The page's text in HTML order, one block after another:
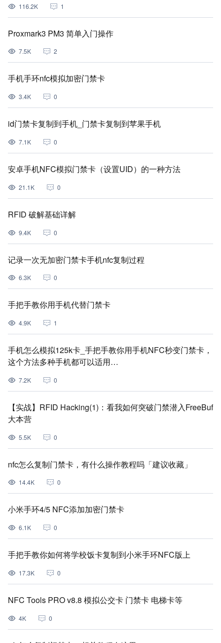
116.2K 1
Proxmark3 PM3 简单入门操作
7.5K 2
手机手环nfc模拟加密门禁卡
3.4K 0
id门禁卡复制到手机_门禁卡复制到苹果手机
7.1K 0
安卓手机NFC模拟门禁卡（设置UID）的一种方法
21.1K 0
RFID 破解基础详解
9.4K 0
记录一次无加密门禁卡手机nfc复制过程
6.3K 0
手把手教你用手机代替门禁卡
4.9K 1
手机怎么模拟125k卡_手把手教你用手机NFC秒变门禁卡，
这个方法多种手机都可以适用…
7.2K 0
【实战】RFID Hacking(1)：看我如何突破门禁潜入FreeBuf
大本营
5.5K 0
nfc怎么复制门禁卡，有什么操作教程吗「建议收藏」
14.4K 0
小米手环4/5 NFC添加加密门禁卡
6.1K 0
手把手教你如何将学校饭卡复制到小米手环NFC版上
17.3K 0
NFC Tools PRO v8.8 模拟公交卡 门禁卡 电梯卡等
4K 0